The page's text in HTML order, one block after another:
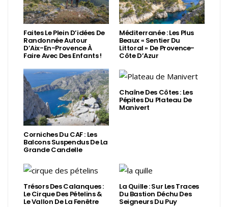
Faites Le Plein D’idées De
Randonnée Autour
D’Aix-En-Provence À
Faire Avec Des Enfants !
Méditerranée : Les Plus
Beaux « Sentier Du
Littoral » De Provence-
Côte D’Azur
Corniches Du CAF : Les
Balcons Suspendus De La
Grande Candelle
Chaîne Des Côtes : Les
Pépites Du Plateau De
Manivert
Trésors Des Calanques :
Le Cirque Des Pételins &
Le Vallon De La Fenêtre
La Quille : Sur Les Traces
Du Bastion Déchu Des
Seigneurs Du Puy